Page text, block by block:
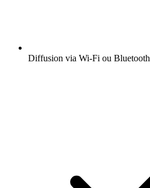
Diffusion via Wi-Fi ou Bluetooth